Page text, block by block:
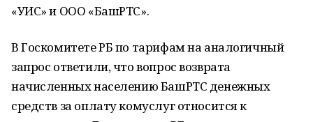
«УИС» и ООО «БашРТС».
В Госкомитете РБ по тарифам на аналогичный
запрос ответили, что вопрос возврата
начисленных населению БашРТС денежных
средств за оплату комуслуг относится к